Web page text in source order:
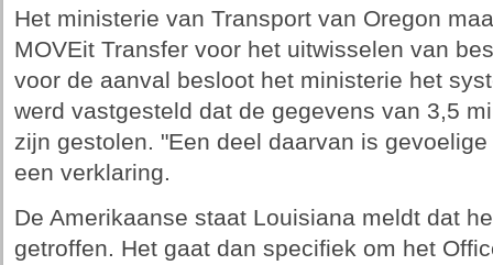
Het ministerie van Transport van Oregon
MOVEit Transfer voor het uitwisselen van
voor de aanval besloot het ministerie het
werd vastgesteld dat de gegevens van 3,5
zijn gestolen. "Een deel daarvan is
een verklaring.
De Amerikaanse staat Louisiana meldt dat
getroffen. Het gaat dan specifiek om het